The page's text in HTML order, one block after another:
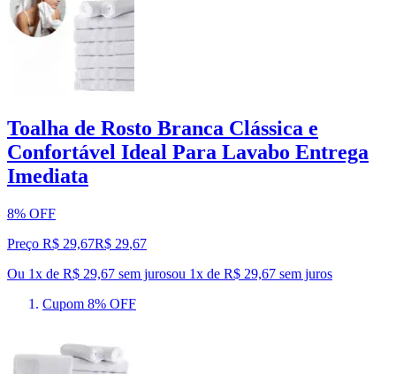
Toalha de Rosto Branca Clássica e
Confortável Ideal Para Lavabo Entrega
Imediata
8% OFF
Preço R$ 29,67R$ 29,67
Ou 1x de R$ 29,67 sem jurosou 1x de R$ 29,67 sem juros
Cupom 8% OFF